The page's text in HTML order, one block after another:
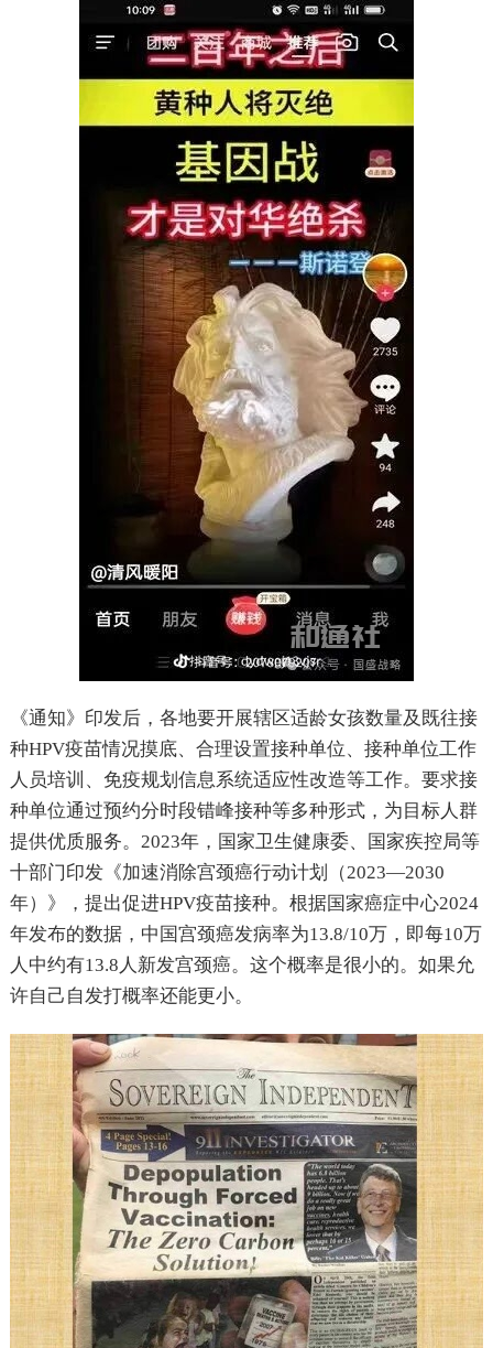
《通知》印发后，各地要开展辖区适龄女孩数量及既往接
种HPV疫苗情况摸底、合理设置接种单位、接种单位工作
人员培训、免疫规划信息系统适应性改造等工作。要求接
种单位通过预约分时段错峰接种等多种形式，为目标人群
提供优质服务。2023年，国家卫生健康委、国家疾控局等
十部门印发《加速消除宫颈癌行动计划（2023—2030
年）》，提出促进HPV疫苗接种。根据国家癌症中心2024
年发布的数据，中国宫颈癌发病率为13.8/10万，即每10万
人中约有13.8人新发宫颈癌。这个概率是很小的。如果允
许自己自发打概率还能更小。